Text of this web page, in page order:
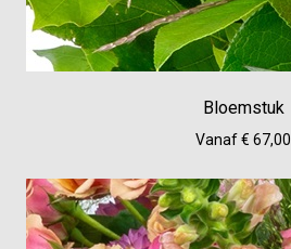
Bloemstuk
Vanaf € 67,00